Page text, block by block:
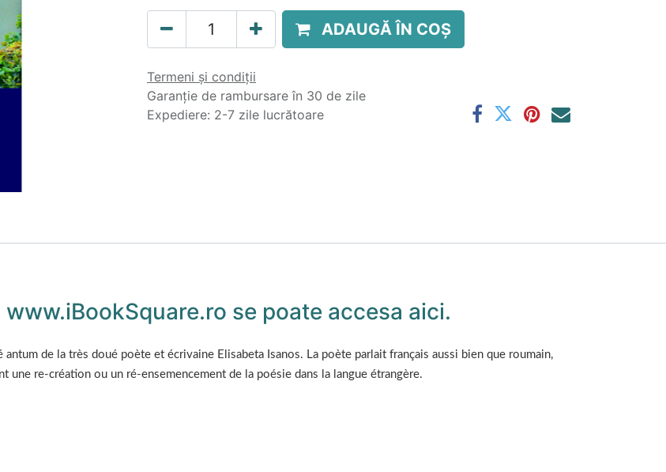
ADAUGĂ ÎN COȘ
Termeni și condiții
Garanție de rambursare în 30 de zile
Expediere: 2-7 zile lucrătoare
se poate accesa aici.
de la très doué poète et écrivaine Elisabeta Isanos. La poète parlait français aussi bien que roumain,
une re-création ou un ré-ensemencement de la poésie dans la langue étrangère.